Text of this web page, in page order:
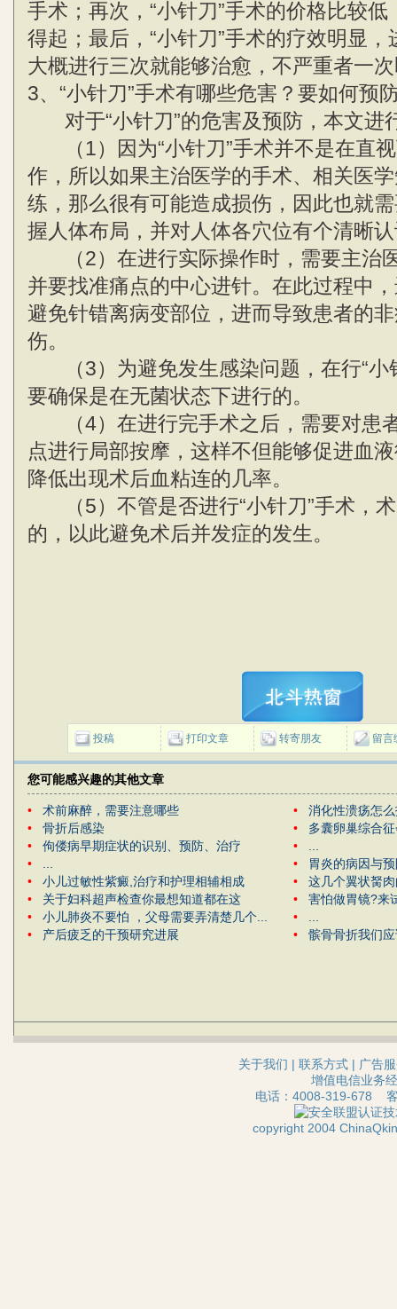
手术；再次，“小针刀”手术的价格比较
得起；最后，“小针刀”手术的疗效明显
大概进行三次就能够治愈，不严重者一
3、“小针刀”手术有哪些危害？要如何预
对于“小针刀”的危害及预防，本文进
（1）因为“小针刀”手术并不是在直
作，所以如果主治医学的手术、相关医
练，那么很有可能造成损伤，因此也就
握人体布局，并对人体各穴位有个清晰
（2）在进行实际操作时，需要主治
并要找准痛点的中心进针。在此过程中
避免针错离病变部位，进而导致患者的
伤。
（3）为避免发生感染问题，在行“小
要确保是在无菌状态下进行的。
（4）在进行完手术之后，需要对患
点进行局部按摩，这样不但能够促进血
降低出现术后血粘连的几率。
（5）不管是否进行“小针刀”手术，
的，以此避免术后并发症的发生。
投稿 打印文章 转寄朋友 留言
您可能感兴趣的其他文章
• 术前麻醉，需要注意哪些 • 消化性溃疡怎
• 骨折后感染 • 多囊卵巢综合
• 佝偻病早期症状的识别、预防、治疗 •
•
•
胃炎的病因与
• 小儿过敏性紫癜,治疗和护理相辅相成 • 这几个翼状胬
• 关于妇科超声检查你最想知道都在这 • 害怕做胃镜?来
• 小儿肺炎不要怕 ，父母需要弄清楚几个... •
• 产后疲乏的干预研究进展 • 髌骨骨折我们
关于我们 | 联系方式 | 广告
增值电信业务
电话：4008-319-678
copyright 2004